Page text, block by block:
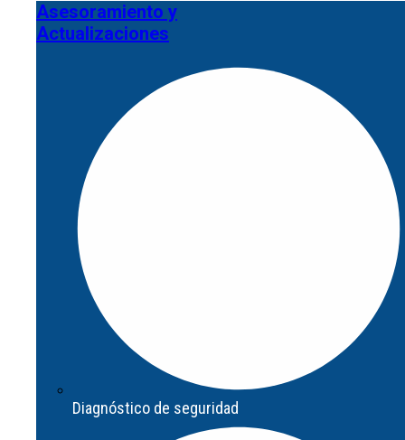
Abrir Servicios
Asesoramiento y
Actualizaciones
Asesoramiento y
Actualizaciones
Diagnóstico de seguridad